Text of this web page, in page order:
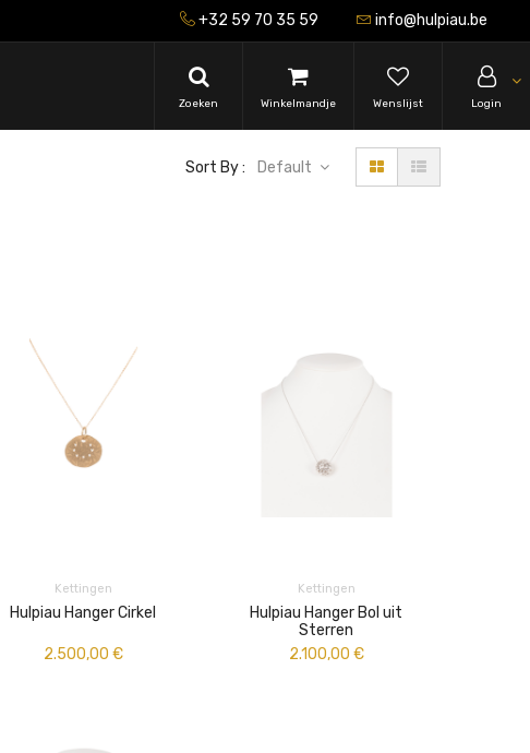
+32 59 70 35 59 info@hulpiau.be
Zoeken Winkelmandje Wenslijst Login
Sort By : Default
Kettingen
Hulpiau Hanger Cirkel
2.500,00 €
Kettingen
Hulpiau Hanger Bol uit
Sterren
2.100,00 €